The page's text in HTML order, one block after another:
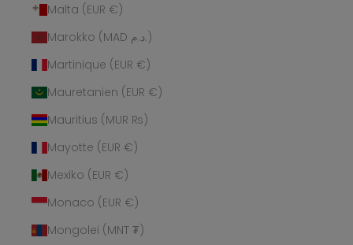
Malta (EUR €)
Marokko (MAD د.م.)
Martinique (EUR €)
Mauretanien (EUR €)
Mauritius (MUR ₨)
Mayotte (EUR €)
Mexiko (EUR €)
Monaco (EUR €)
Mongolei (MNT ₮)